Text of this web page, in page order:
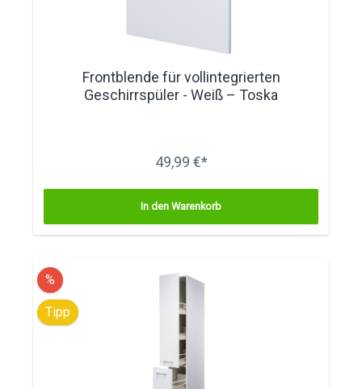
Frontblende für vollintegrierten
Geschirrspüler - Weiß – Toska
49,99 €*
In den Warenkorb
%
Tipp